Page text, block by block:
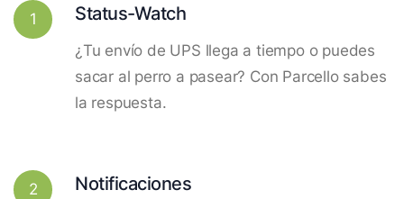
1 Status-Watch
¿Tu envío de UPS llega a tiempo o puedes
sacar al perro a pasear? Con Parcello sabes
la respuesta.
2 Notificaciones